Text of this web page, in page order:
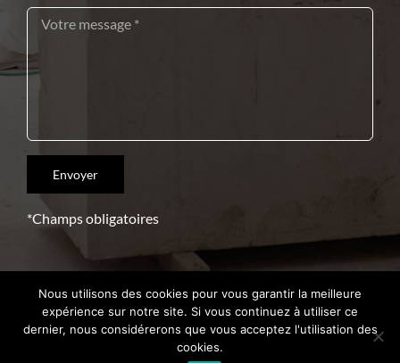
*Champs obligatoires
Copyright 2021 – Crédits Intrasite
Nous utilisons des cookies pour vous garantir la meilleure
expérience sur notre site. Si vous continuez à utiliser ce
dernier, nous considérerons que vous acceptez l'utilisation des
cookies.